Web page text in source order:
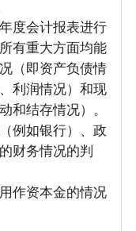
度会计报表进行
有重大方面均能
（即资产负债情
利润情况）和现
和结存情况）。
例如银行）、政
财务情况的判
作资本金的情况